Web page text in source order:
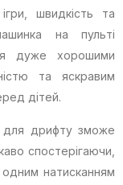
швидкість та
на пульті
дуже хорошими
та яскравим
дітей.
для дрифту зможе
спостерігаючи,
одним натисканням